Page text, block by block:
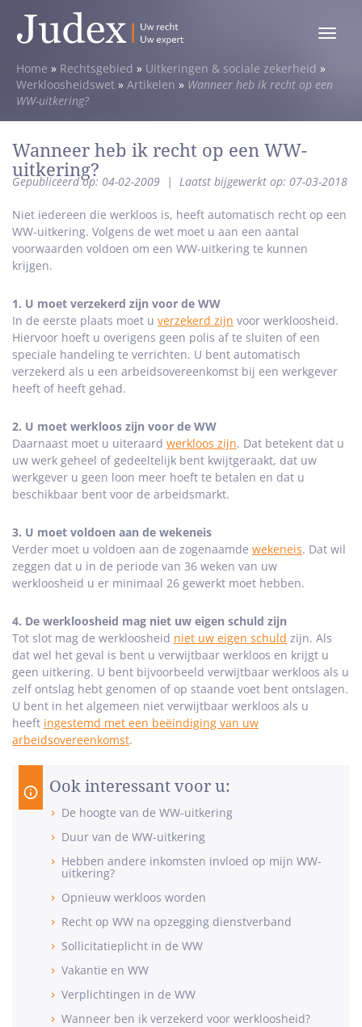
Toggle
Home » Rechtsgebied » Uitkeringen & sociale zekerheid »
Werkloosheidswet » Artikelen » Wanneer heb ik recht op een
WW-uitkering?
Wanneer heb ik recht op een WW-
uitkering?
Gepubliceerd op: 04-02-2009 | Laatst bijgewerkt op: 07-03-2018
Niet iedereen die werkloos is, heeft automatisch recht op een
WW-uitkering. Volgens de wet moet u aan een aantal
voorwaarden voldoen om een WW-uitkering te kunnen
krijgen.
1. U moet verzekerd zijn voor de WW
In de eerste plaats moet u verzekerd zijn voor werkloosheid.
Hiervoor hoeft u overigens geen polis af te sluiten of een
speciale handeling te verrichten. U bent automatisch
verzekerd als u een arbeidsovereenkomst bij een werkgever
heeft of heeft gehad.
2. U moet werkloos zijn voor de WW
Daarnaast moet u uiteraard werkloos zijn. Dat betekent dat u
uw werk geheel of gedeeltelijk bent kwijtgeraakt, dat uw
werkgever u geen loon meer hoeft te betalen en dat u
beschikbaar bent voor de arbeidsmarkt.
3. U moet voldoen aan de wekeneis
Verder moet u voldoen aan de zogenaamde wekeneis. Dat wil
zeggen dat u in de periode van 36 weken van uw
werkloosheid u er minimaal 26 gewerkt moet hebben.
4. De werkloosheid mag niet uw eigen schuld zijn
Tot slot mag de werkloosheid niet uw eigen schuld zijn. Als
dat wel het geval is bent u verwijtbaar werkloos en krijgt u
geen uitkering. U bent bijvoorbeeld verwijtbaar werkloos als u
zelf ontslag hebt genomen of op staande voet bent ontslagen.
U bent in het algemeen niet verwijtbaar werkloos als u
heeft ingestemd met een beëindiging van uw
arbeidsovereenkomst.
Ook interessant voor u:
De hoogte van de WW-uitkering
Duur van de WW-uitkering
Hebben andere inkomsten invloed op mijn WW-
uitkering?
Opnieuw werkloos worden
Recht op WW na opzegging dienstverband
Sollicitatieplicht in de WW
Vakantie en WW
Verplichtingen in de WW
Wanneer ben ik verzekerd voor werkloosheid?